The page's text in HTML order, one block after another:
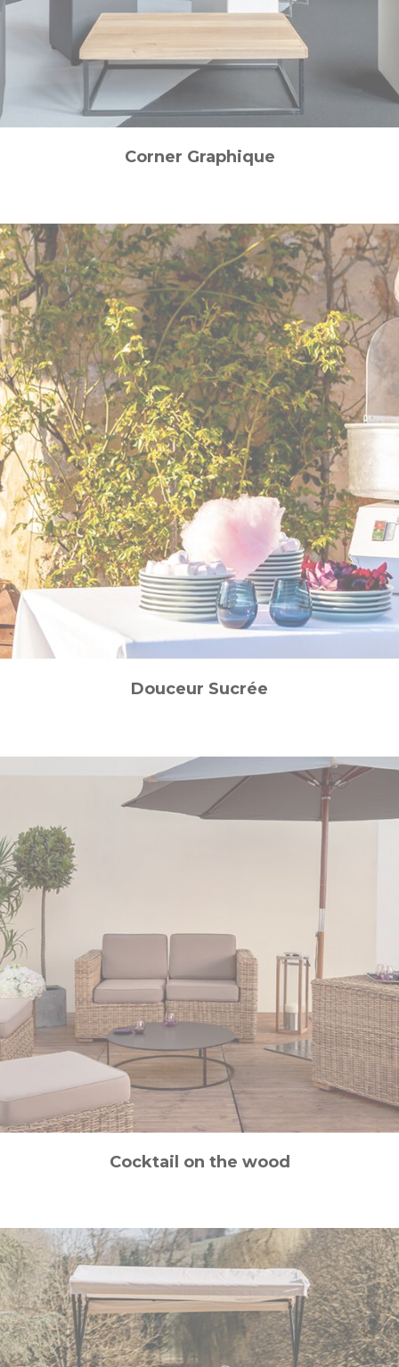
Corner Graphique
Douceur Sucrée
Cocktail on the wood